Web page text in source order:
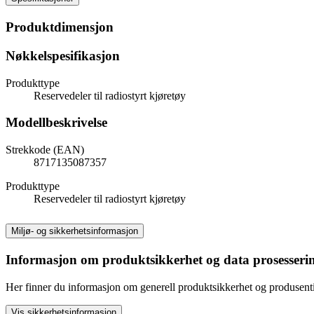
Produktdimensjon
Nøkkelspesifikasjon
Produkttype
Reservedeler til radiostyrt kjøretøy
Modellbeskrivelse
Strekkode (EAN)
8717135087357
Produkttype
Reservedeler til radiostyrt kjøretøy
Miljø- og sikkerhetsinformasjon
Informasjon om produktsikkerhet og data
Her finner du informasjon om generell produktsikkerhet og